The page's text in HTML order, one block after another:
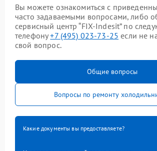
Вы можете ознакомиться с
часто задаваемыми вопросами, либо
сервисный центр “FIX-Indesit” по
телефону+7 (495) 023-73-25 если не
свой вопрос.
Общие вопросы
Вопросы по ремонту
Какие документы вы предоставляете?